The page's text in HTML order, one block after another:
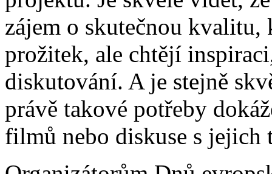
zájem o skutečnou
prožitek, ale chtějí
diskutování. A je stejně
právě takové potřeby
filmů nebo diskuse s jejich